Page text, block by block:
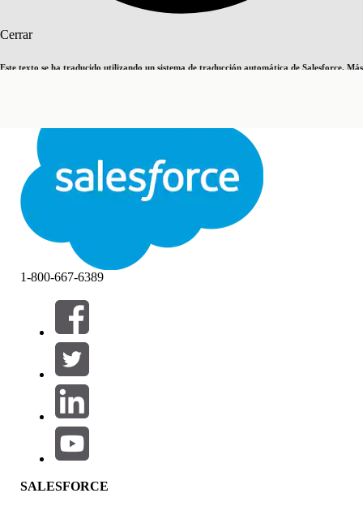
Cerrar
Este texto se ha traducido utilizando un sistema de traducción automática de Salesforce. Más
Cerrar Cerrar
Filtros (0)
SELECCIONAR FILTROS
Área de productos
Repercusión de función
1-800-667-6389
SALESFORCE